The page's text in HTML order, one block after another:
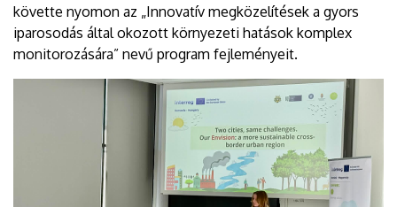
követte nyomon az „Innovatív megközelítések a gyors
iparosodás által okozott környezeti hatások komplex
monitorozására” nevű program fejleményeit.